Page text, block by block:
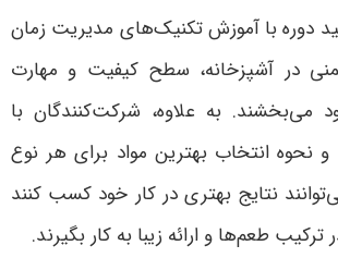
دوره با آموزش تکنیک‌های مدیریت زمان
در آشپزخانه، سطح کیفیت و مهارت
می‌بخشند. به علاوه، شرکت‌کنندگان با
و نحوه انتخاب بهترین مواد برای هر نوع
نتایج بهتری در کار خود کسب کنند
طعم‌ها و ارائه زیبا به کار بگیرند.